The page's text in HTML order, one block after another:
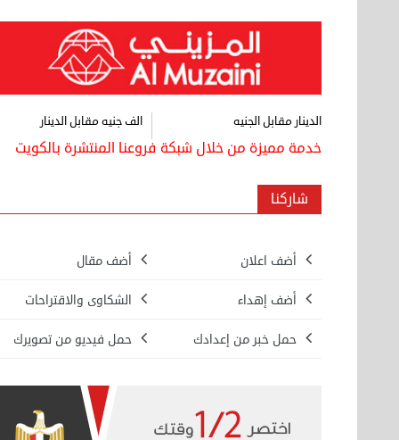
الف جنيه مقابل الدينار الدينار مقابل الجنيه
خدمة مميزة من خلال شبكة فروعنا المنتشرة بالكويت
شاركنا
أضف اعلان أضف مقال
أضف إهداء الشكاوى والاقتراحات
حمل خبر من إعدادك حمل فيديو من تصويرك
نقل عفش الكويت 50636444 فك وتركيب ايكيا